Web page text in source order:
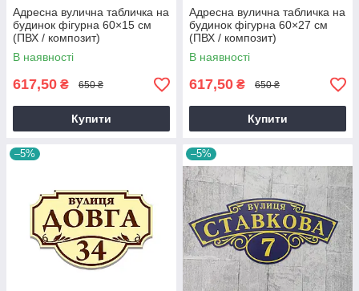
Адресна вулична табличка на
будинок фігурна 60×15 см
(ПВХ / композит)
В наявності
617,50 ₴ 650 ₴
Купити
Адресна вулична табличка на
будинок фігурна 60×27 см
(ПВХ / композит)
В наявності
617,50 ₴ 650 ₴
Купити
–5% –5%